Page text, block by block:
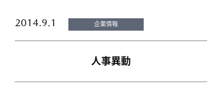
2014.9.1 企業情報
人事異動